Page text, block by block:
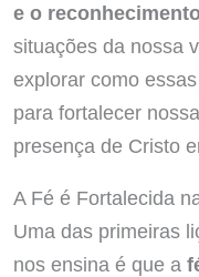
e o
situações da nossa
explorar como
para fortalecer
presença de Cristo
A Fé é Fortalecida
Uma das primeiras
nos ensina é que a